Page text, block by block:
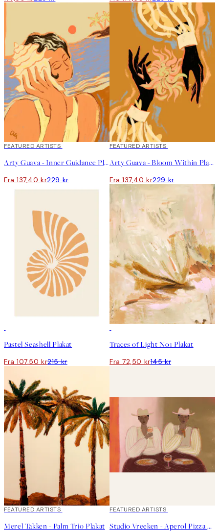
40%*
FEATURED ARTISTS
Arty Guava - Inner Guidance Plakat
Fra 137,40 kr229 kr
40%*
FEATURED ARTISTS
Arty Guava - Bloom Within Plakat
Fra 137,40 kr229 kr
Pastel Seashell Plakat
Fra 107,50 kr215 kr
Traces of Light No1 Plakat
Fra 72,50 kr145 kr
40%*
FEATURED ARTISTS
Merel Takken - Palm Trio Plakat
40%*
FEATURED ARTISTS
Studio Vreeken - Aperol Pizza Party Plakat